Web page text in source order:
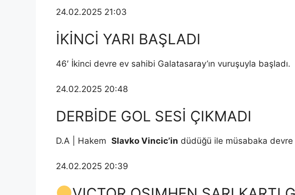
24.02.2025 21:03
İKİNCİ YARI BAŞLADI
46′ İkinci devre ev sahibi Galatasaray’ın vuruşuyla başladı.
24.02.2025 20:48
DERBİDE GOL SESİ ÇIKMADI
D.A | Hakem Slavko Vincic’in düdüğü ile müsabaka devre
24.02.2025 20:39